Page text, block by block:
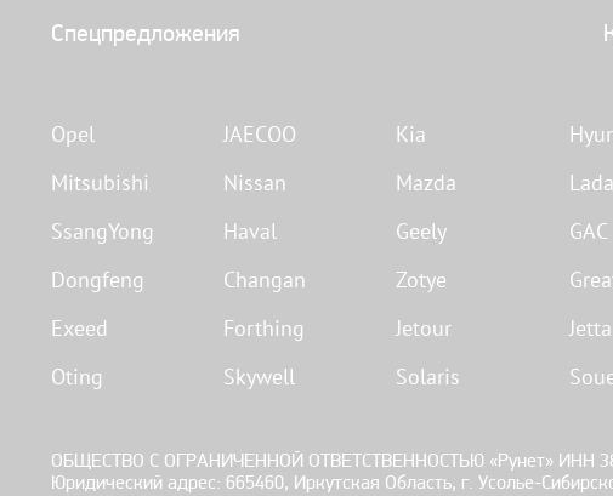
Спецпредложения
Opel JAECOO Kia
Mitsubishi
Nissan Mazda Lada
SsangYong
Haval Geely GAC
Dongfeng
Changan Zotye
Exeed
Forthing Jetour Jetta
Oting
Skywell Solaris
ОБЩЕСТВО С ОГРАНИЧЕННОЙ ОТВЕТСТВЕННОСТЬЮ «Рунет» ИНН
Юридический адрес: 665460, Иркутская Область, г. Усолье-